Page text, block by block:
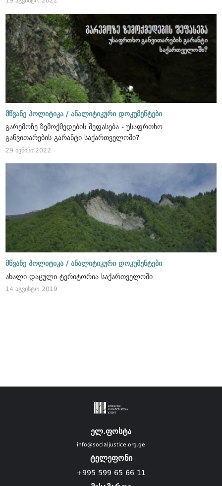
მწვანე პოლიტიკა / ანალიტიკური დოკუმენტები
გარემოზე ზემოქმედების შეფასება - უსაფრთხო
განვითარების გარანტი საქართველოში?
29 ივნისი 2022
მწვანე პოლიტიკა / ანალიტიკური დოკუმენტები
ახალი დაცული ტერიტორია საქართველოში
14 აგვისტო 2019
ელ.ფოსტა
info@socialjustice.org.ge
ტელეფონი
+995 599 65 66 11